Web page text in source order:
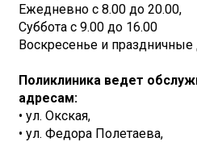
Ежедневно с 8.00 до 20.00,
Суббота с 9.00 до 16.00
Воскресенье и праздничные
Поликлиника ведет
адресам:
• ул. Окская,
• ул. Федора Полетаева,